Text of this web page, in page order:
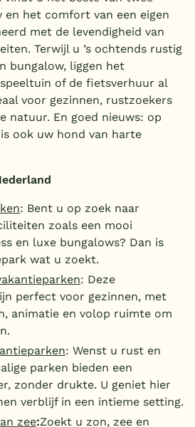
e-boeken
en het comfort van een eigen
met de levendigheid van
Terwijl u ’s ochtends rustig
bungalow, liggen het
of de fietsverhuur al
voor gezinnen, rustzoekers
natuur. En goed nieuws: op
ook uw hond van harte
: Bent u op zoek naar
zoals een mooi
en luxe bungalows? Dan is
wat u zoekt.
: Deze
perfect voor gezinnen, met
animatie en volop ruimte om
: Wenst u rust en
parken bieden een
zonder drukte. U geniet hier
verblijf in een intieme setting.
zee:Zoekt u zon, zee en